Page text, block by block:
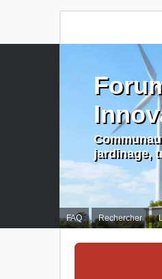
FAQ Rechercher
jardinage,